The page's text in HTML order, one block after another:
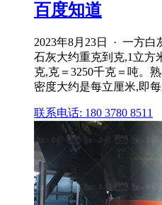
百度知道
2023年8月23日 · 一方
石灰大约重克到克,1立方
克,克＝3250千克＝吨。
密度大约是每立厘米,即
联系电话: 180 3780 8511